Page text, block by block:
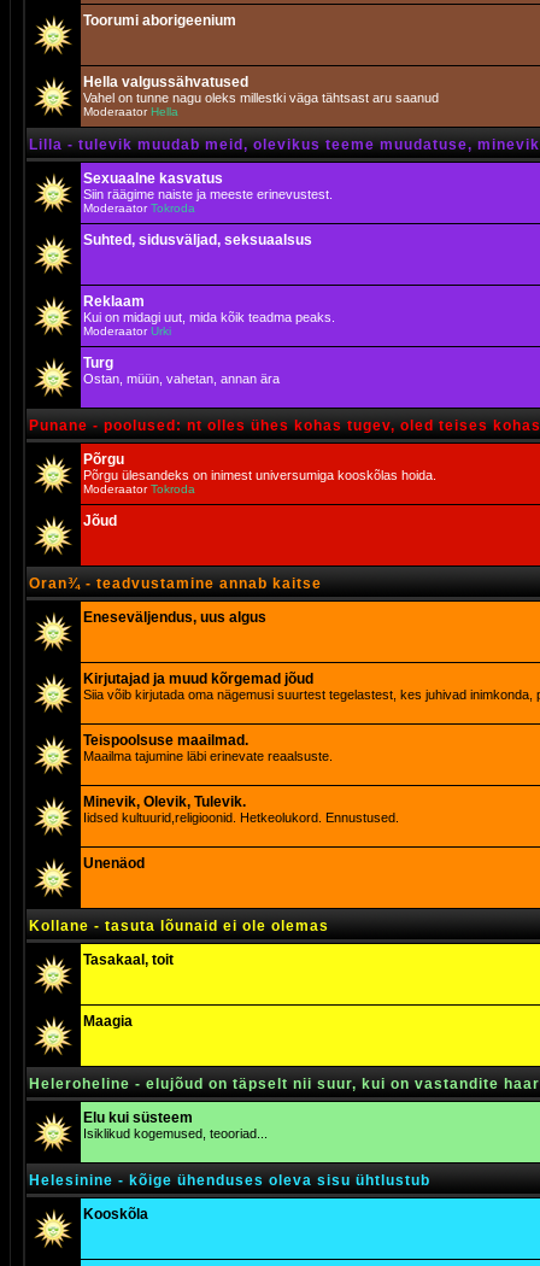
Toorumi aborigeenium
Hella valgussähvatused
Vahel on tunne nagu oleks millestki väga tähtsast aru saanud
Moderaator Hella
Lilla - tulevik muudab meid, olevikus teeme muudatuse,
Sexuaalne kasvatus
Siin räägime naiste ja meeste erinevustest.
ModeraatorTokroda
Suhted, sidusväljad, seksuaalsus
Reklaam
Kui on midagi uut, mida kõik teadma peaks.
ModeraatorUrki
Turg
Ostan, müün, vahetan, annan ära
Punane - poolused: nt olles ühes kohas tugev, oled teises
Põrgu
Põrgu ülesandeks on inimest universumiga kooskõlas hoida.
ModeraatorTokroda
Jõud
Oran¾ - teadvustamine annab kaitse
Eneseväljendus, uus algus
Kirjutajad ja muud kõrgemad jõud
Siia võib kirjutada oma nägemusi suurtest tegelastest, kes juhivad inimkonda,
Teispoolsuse maailmad.
Maailma tajumine läbi erinevate reaalsuste.
Minevik, Olevik, Tulevik.
Iidsed kultuurid,religioonid. Hetkeolukord. Ennustused.
Unenäod
Kollane - tasuta lõunaid ei ole olemas
Tasakaal, toit
Maagia
Heleroheline - elujõud on täpselt nii suur, kui on vastandite
Elu kui süsteem
Isiklikud kogemused, teooriad...
Helesinine - kõige ühenduses oleva sisu ühtlustub
Kooskõla